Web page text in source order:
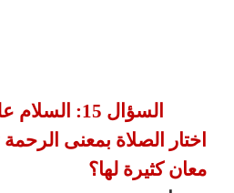
السؤال 15:
اختار الصلاة بمعنى
معان كثيرة لها؟